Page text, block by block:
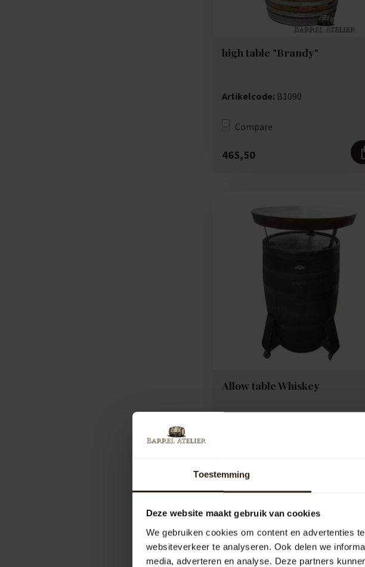
Toestemming
Deze website maakt gebruik van cookies
We gebruiken cookies om content en advertenties
websiteverkeer te analyseren. Ook delen we
media, adverteren en analyse. Deze partners
high table "Brandy"
Artikelcode: B1090
Compare
465,50
Allow table Whiskey
1.395,00